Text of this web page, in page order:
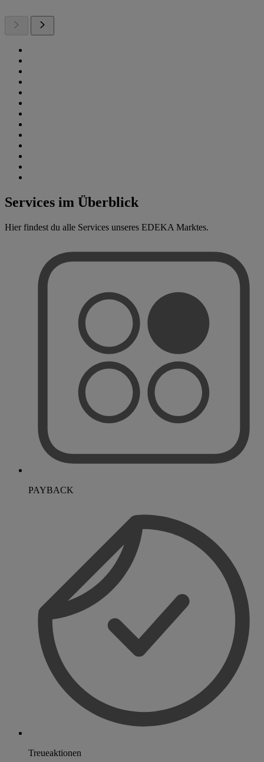
Services im Überblick
Hier findest du alle Services unseres EDEKA Marktes.
PAYBACK
Treueaktionen